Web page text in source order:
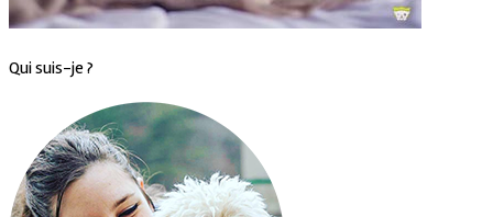
Qui suis-je ?